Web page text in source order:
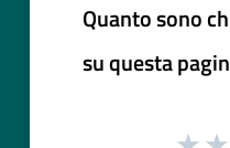
Quanto sono
su questa